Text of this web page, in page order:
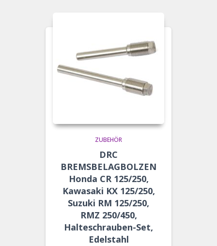
ZUBEHÖR
DRC
BREMSBELAGBOLZEN
Honda CR 125/250,
Kawasaki KX 125/250,
Suzuki RM 125/250,
RMZ 250/450,
Halteschrauben-Set,
Edelstahl